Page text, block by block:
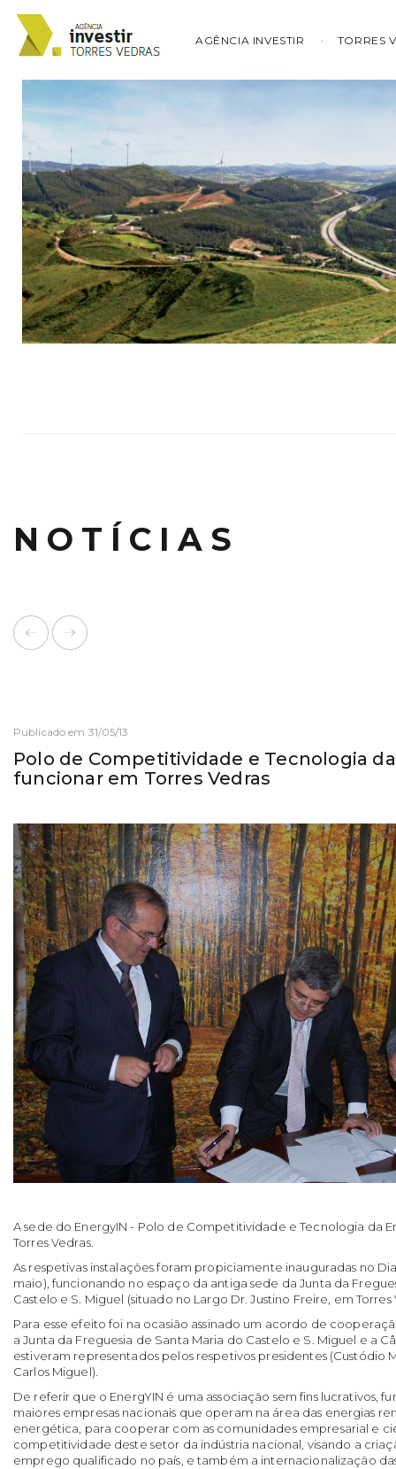
AGÊNCIA INVESTIR TORRES
NOTÍCIAS
Publicado em 31/05/13
Polo de Competitividade e Tecnologia
funcionar em Torres Vedras
A sede do EnergyIN - Polo de Competitividade e Tecnologia da
Torres Vedras.
As respetivas instalações foram propiciamente inauguradas no
maio), funcionando no espaço da antiga sede da Junta da
Castelo e S. Miguel (situado no Largo Dr. Justino Freire, em Torres
Para esse efeito foi na ocasião assinado um acordo de
a Junta da Freguesia de Santa Maria do Castelo e S. Miguel e a
estiveram representados pelos respetivos presidentes (Custódio
Carlos Miguel).
De referir que o EnergYIN é uma associação sem fins lucrativos,
maiores empresas nacionais que operam na área das energias
energética, para cooperar com as comunidades empresarial e
competitividade deste setor da indústria nacional, visando a
emprego qualificado no país, e também a internacionalização